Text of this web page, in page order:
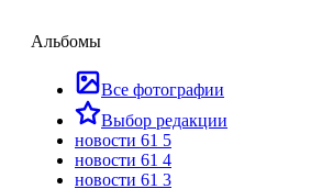
Альбомы
Все фотографии
Выбор редакции
новости 61 5
новости 61 4
новости 61 3